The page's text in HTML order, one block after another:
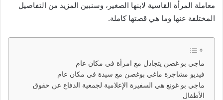
معاملة المرأة القاسية لابنها الصغير، وسنبين المزيد من التفاصيل
المختلفة عنها وما هي قصتها كاملة.
ماجي بو غصن يتجادل مع امرأة في مكان عام
فيديو مشاجرة ماغي بوغصن مع سيدة في مكان عام
ماجي بو غونغ هي السفيرة الإعلامية لجمعية الدفاع عن حقوق
الأطفال